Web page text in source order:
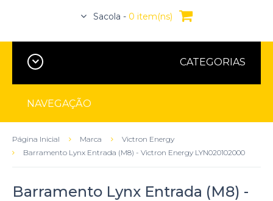
Sacola - 0 item(ns)
CATEGORIAS
NAVEGAÇÃO
Página Inicial Marca
Victron Energy
Barramento Lynx Entrada (M8) - Victron Energy LYN020102000
Barramento Lynx Entrada (M8) -